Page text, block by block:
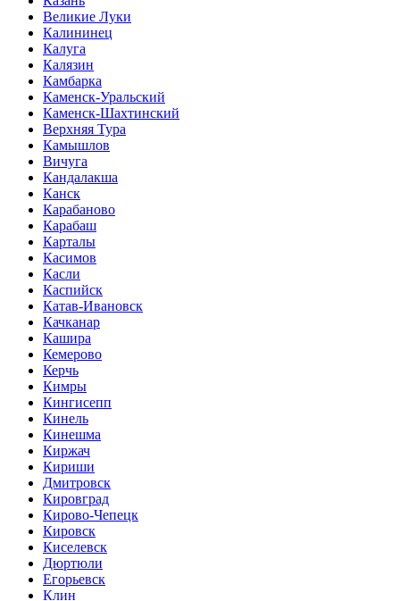
Великие Луки
Калининец
Калуга
Калязин
Камбарка
Каменск-Уральский
Каменск-Шахтинский
Верхняя Тура
Камышлов
Вичуга
Кандалакша
Канск
Карабаново
Карабаш
Карталы
Касимов
Касли
Каспийск
Катав-Ивановск
Качканар
Кашира
Кемерово
Керчь
Кимры
Кингисепп
Кинель
Кинешма
Киржач
Кириши
Дмитровск
Кировград
Кирово-Чепецк
Кировск
Киселевск
Дюртюли
Егорьевск
Клин